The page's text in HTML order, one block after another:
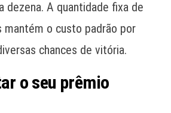
dezena. A quantidade fixa de
mantém o custo padrão por
chances de vitória.
o seu prêmio